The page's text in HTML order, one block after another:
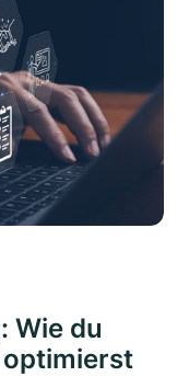
Wie du
optimierst